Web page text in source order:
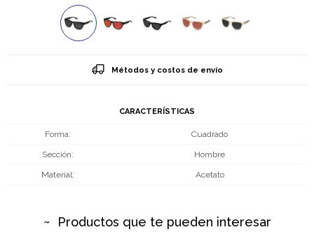
Métodos y costos de envío
CARACTERÍSTICAS
Forma Cuadrado
Sección Hombre
Material Acetato
Productos que te pueden interesar